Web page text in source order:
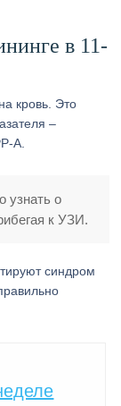
в 11-
кровь. Это
–
A.
узнать о
к УЗИ.
синдром